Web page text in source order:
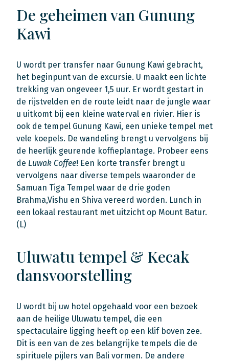
De geheimen van Gunung
Kawi
U wordt per transfer naar Gunung Kawi gebracht,
het beginpunt van de excursie. U maakt een lichte
trekking van ongeveer 1,5 uur. Er wordt gestart in
de rijstvelden en de route leidt naar de jungle waar
u uitkomt bij een kleine waterval en rivier. Hier is
ook de tempel Gunung Kawi, een unieke tempel met
vele koepels. De wandeling brengt u vervolgens bij
de heerlijk geurende koffieplantage. Probeer eens
de Luwak Coffee! Een korte transfer brengt u
vervolgens naar diverse tempels waaronder de
Samuan Tiga Tempel waar de drie goden
Brahma,Vishu en Shiva vereerd worden. Lunch in
een lokaal restaurant met uitzicht op Mount Batur.
(L)
Uluwatu tempel & Kecak
dansvoorstelling
U wordt bij uw hotel opgehaald voor een bezoek
aan de heilige Uluwatu tempel, die een
spectaculaire ligging heeft op een klif boven zee.
Dit is een van de zes belangrijke tempels die de
spirituele pijlers van Bali vormen. De andere